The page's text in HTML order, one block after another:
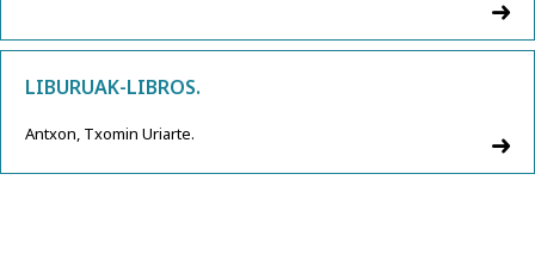
LIBURUAK-LIBROS.
Antxon, Txomin Uriarte.